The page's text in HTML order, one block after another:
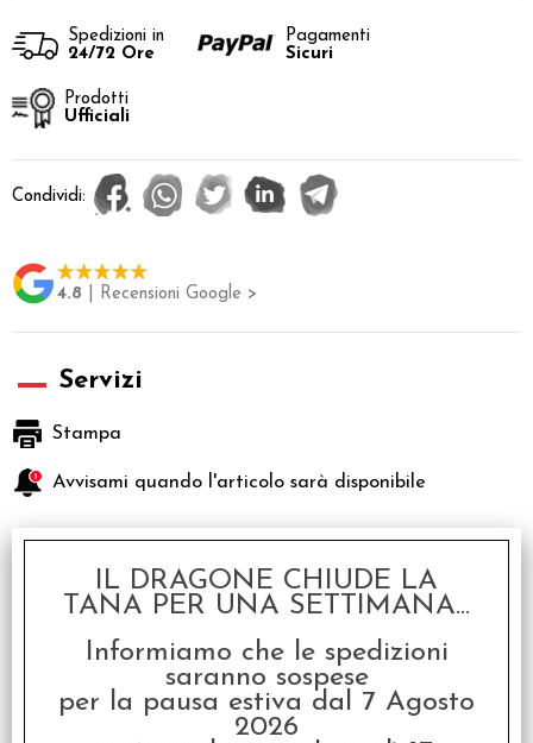
Spedizioni in
24/72 Ore
Pagamenti
Sicuri
Prodotti
Ufficiali
Condividi:
4.8 | Recensioni Google >
Servizi
Stampa
Avvisami quando l'articolo sarà disponibile
Descrizione
Portamazzo rigido in similpelle con apertura laterale
L'innovativo Porta Deck SideWinder ™ fornisce un facile accesso
da entrambi i lati per il tuo mazzo di carte. Ideale per la
protezione e l'archiviazione sicura delle carte con doppia bustina
IL DRAGONE CHIUDE LA
TANA PER UNA SETTIMANA...
Informiamo che le spedizioni
saranno sospese
per la pausa estiva dal 7 Agosto
2026